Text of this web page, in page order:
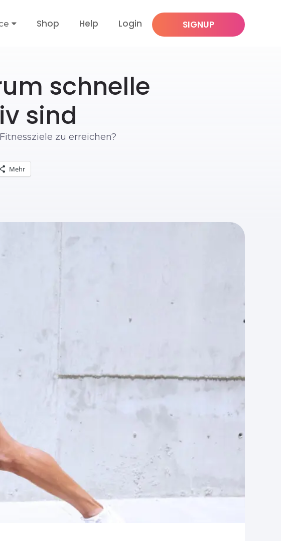
Shop Help Login SIGNUP
schnelle
sind
zu erreichen?
Mehr